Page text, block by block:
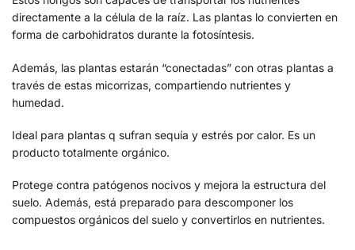
directamente a la célula de la raíz. Las plantas lo convierten en
forma de carbohidratos durante la fotosíntesis.
Además, las plantas estarán “conectadas” con otras plantas a
través de estas micorrizas, compartiendo nutrientes y
humedad.
​Ideal para plantas q sufran sequía y estrés por calor. Es un
producto totalmente orgánico.
Protege contra patógenos nocivos y mejora la estructura del
suelo. Además, está preparado para descomponer los
compuestos orgánicos del suelo y convertirlos en nutrientes.